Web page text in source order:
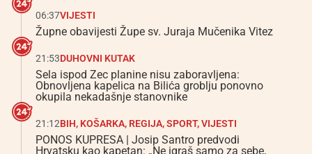
06:37VIJESTI
Župne obavijesti Župe sv. Juraja Mučenika Vitez
21:53DUHOVNI KUTAK
Sela ispod Zec planine nisu zaboravljena:
Obnovljena kapelica na Bilića groblju ponovno
okupila nekadašnje stanovnike
21:12BIH, KOŠARKA, REGIJA,SPORT,VIJESTI
PONOS KUPRESA | Josip Santro predvodi
Hrvatsku kao kapetan: „Ne igraš samo za sebe,